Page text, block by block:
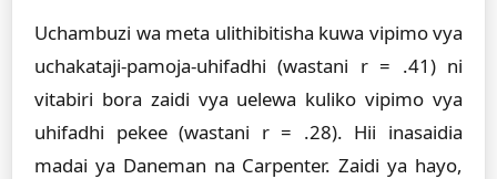
Uchambuzi wa meta ulithibitisha kuwa vipimo vya
uchakataji-pamoja-uhifadhi (wastani r = .41) ni
vitabiri bora zaidi vya uelewa kuliko vipimo vya
uhifadhi pekee (wastani r = .28). Hii inasaidia
madai ya Daneman na Carpenter. Zaidi ya hayo,